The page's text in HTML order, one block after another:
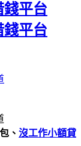
錢平台
錢平台
、 沒工作小額貸